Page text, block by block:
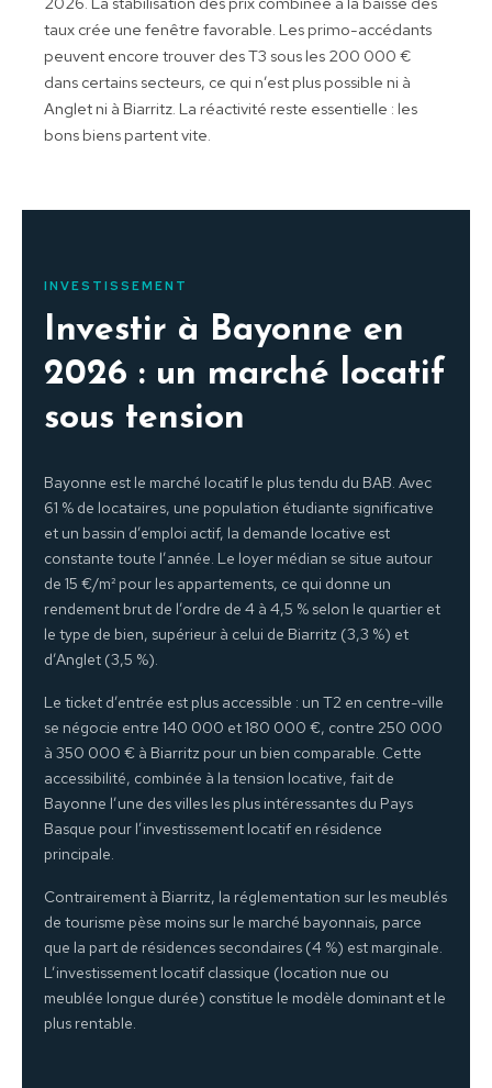
taux crée une fenêtre favorable. Les primo-accédants
peuvent encore trouver des T3 sous les 200 000 €
dans certains secteurs, ce qui n’est plus possible ni à
Anglet ni à Biarritz. La réactivité reste essentielle : les
bons biens partent vite.
INVESTISSEMENT
Investir à Bayonne en
2026 : un marché locatif
sous tension
Bayonne est le marché locatif le plus tendu du BAB. Avec
61 % de locataires, une population étudiante significative
et un bassin d’emploi actif, la demande locative est
constante toute l’année. Le loyer médian se situe autour
de 15 €/m² pour les appartements, ce qui donne un
rendement brut de l’ordre de 4 à 4,5 % selon le quartier et
le type de bien, supérieur à celui de Biarritz (3,3 %) et
d’Anglet (3,5 %).
Le ticket d’entrée est plus accessible : un T2 en centre-ville
se négocie entre 140 000 et 180 000 €, contre 250 000
à 350 000 € à Biarritz pour un bien comparable. Cette
accessibilité, combinée à la tension locative, fait de
Bayonne l’une des villes les plus intéressantes du Pays
Basque pour l’investissement locatif en résidence
principale.
Contrairement à Biarritz, la réglementation sur les meublés
de tourisme pèse moins sur le marché bayonnais, parce
que la part de résidences secondaires (4 %) est marginale.
L’investissement locatif classique (location nue ou
meublée longue durée) constitue le modèle dominant et le
plus rentable.